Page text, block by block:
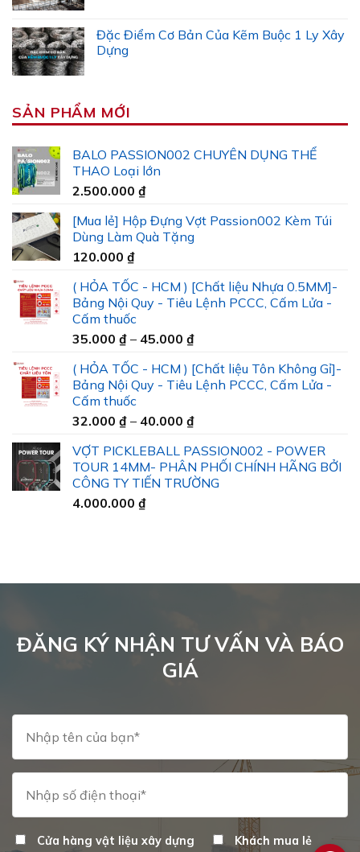
Đặc Điểm Cơ Bản Của Kẽm Buộc 1 Ly Xây
Dựng
SẢN PHẨM MỚI
BALO PASSION002 CHUYÊN DỤNG THỂ
THAO Loại lớn
2.500.000 ₫
[Mua lẻ] Hộp Đựng Vợt Passion002 Kèm Túi
Dùng Làm Quà Tặng
120.000 ₫
( HỎA TỐC - HCM ) [Chất liệu Nhựa 0.5MM]-
Bảng Nội Quy - Tiêu Lệnh PCCC, Cấm Lửa -
Cấm thuốc
35.000 ₫ – 45.000 ₫Khoảng
từ
35.000 ₫
45.000 ₫
( HỎA TỐC - HCM ) [Chất liệu Tôn Không Gỉ]-
Bảng Nội Quy - Tiêu Lệnh PCCC, Cấm Lửa -
Cấm thuốc
32.000 ₫ – 40.000 ₫Khoảng
từ
32.000 ₫
đến
VỢT PICKLEBALL PASSION002 - POWER
TOUR 14MM- PHÂN PHỐI CHÍNH HÃNG BỞI
CÔNG TY TIẾN TRƯỜNG
4.000.000 ₫
ĐĂNG KÝ NHẬN TƯ VẤN VÀ BÁO
GIÁ
Cửa hàng vật liệu xây dựng Khách mua lẻ